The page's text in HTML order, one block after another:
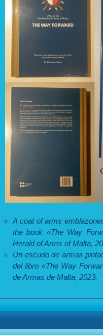
A coat of arms
the book «The Way
Herald of Arms of Malta,
Un escudo de armas
del libro «The Way
de Armas de Malta, 2023.